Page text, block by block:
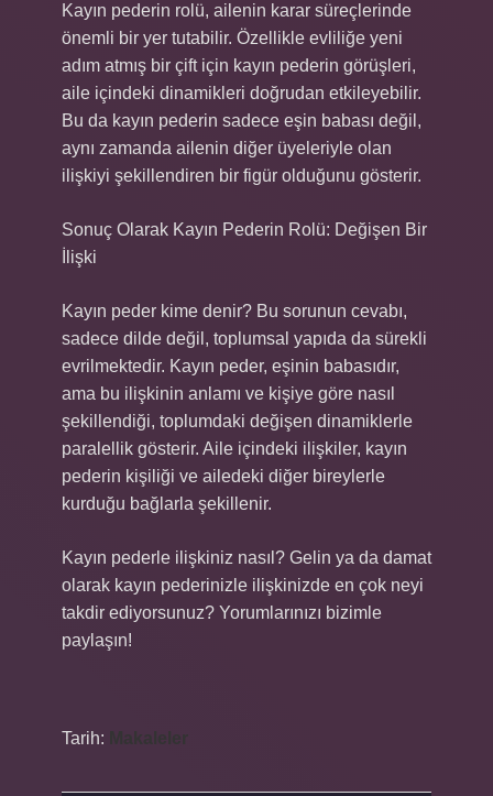
Kayın pederin rolü, ailenin karar süreçlerinde
önemli bir yer tutabilir. Özellikle evliliğe yeni
adım atmış bir çift için kayın pederin görüşleri,
aile içindeki dinamikleri doğrudan etkileyebilir.
Bu da kayın pederin sadece eşin babası değil,
aynı zamanda ailenin diğer üyeleriyle olan
ilişkiyi şekillendiren bir figür olduğunu gösterir.
Sonuç Olarak Kayın Pederin Rolü: Değişen Bir
İlişki
Kayın peder kime denir? Bu sorunun cevabı,
sadece dilde değil, toplumsal yapıda da sürekli
evrilmektedir. Kayın peder, eşinin babasıdır,
ama bu ilişkinin anlamı ve kişiye göre nasıl
şekillendiği, toplumdaki değişen dinamiklerle
paralellik gösterir. Aile içindeki ilişkiler, kayın
pederin kişiliği ve ailedeki diğer bireylerle
kurduğu bağlarla şekillenir.
Kayın pederle ilişkiniz nasıl? Gelin ya da damat
olarak kayın pederinizle ilişkinizde en çok neyi
takdir ediyorsunuz? Yorumlarınızı bizimle
paylaşın!
Tarih: